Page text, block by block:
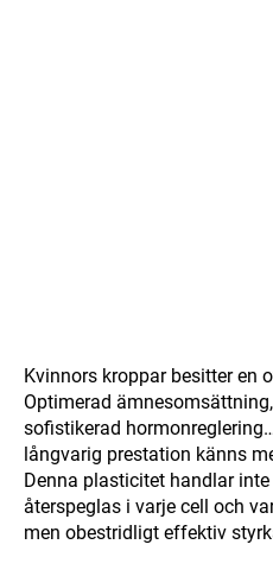
Kvinnors kroppar besitter en
Optimerad
sofistikerad
långvarig prestation känns
Denna plasticitet handlar
återspeglas i varje cell och
men obestridligt effektiv